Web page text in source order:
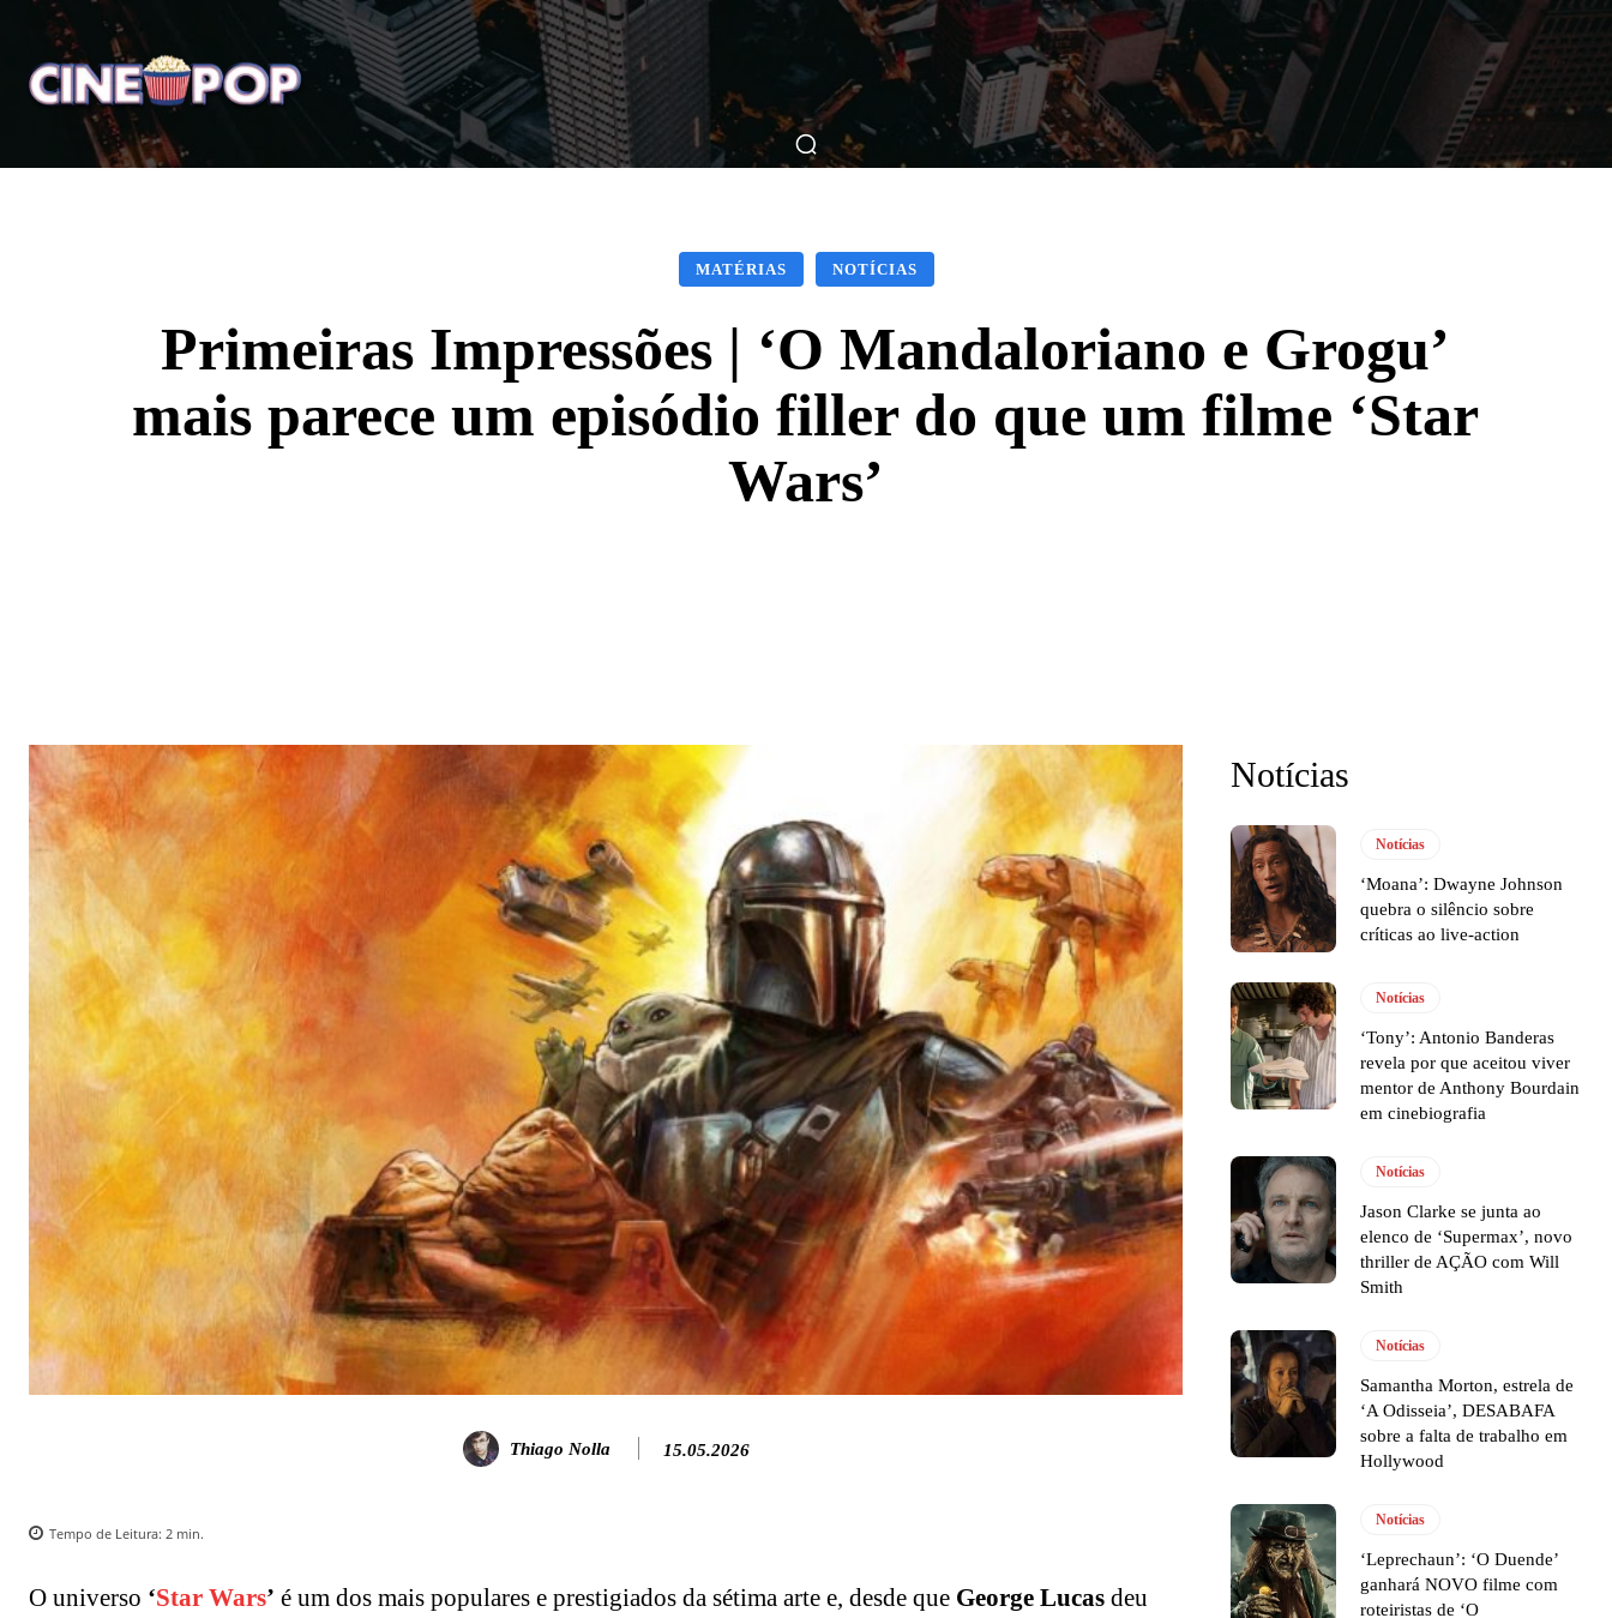
Home Notícias Críticas Breve Nos Cinemas Matérias Nos Cinemas Filmes Séries Música Gênero
MATÉRIAS NOTÍCIAS
Primeiras Impressões | ‘O Mandaloriano e Grogu’
mais parece um episódio filler do que um filme ‘Star
Wars’
Thiago Nolla 15.05.2026
Tempo de Leitura: 2 min.
O universo ‘Star Wars’ é um dos mais populares e prestigiados da sétima arte e, desde que George Lucas deu
Notícias
Notícias
‘Moana’: Dwayne Johnson
quebra o silêncio sobre
críticas ao live-action
Notícias
‘Tony’: Antonio Banderas
revela por que aceitou viver
mentor de Anthony Bourdain
em cinebiografia
Notícias
Jason Clarke se junta ao
elenco de ‘Supermax’, novo
thriller de AÇÃO com Will
Smith
Notícias
Samantha Morton, estrela de
‘A Odisseia’, DESABAFA
sobre a falta de trabalho em
Hollywood
Notícias
‘Leprechaun’: ‘O Duende’
ganhará NOVO filme com
roteiristas de ‘O